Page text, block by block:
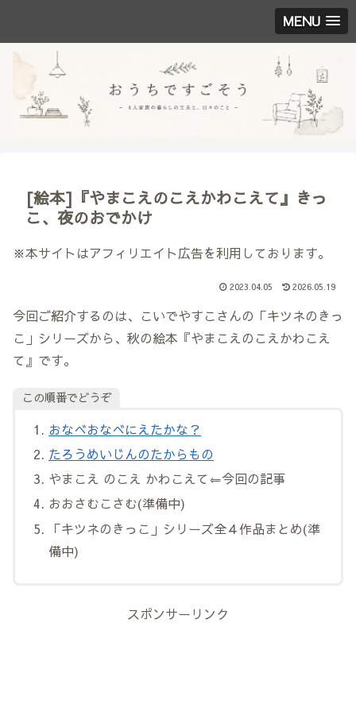
MENU
[絵本]『やまこえのこえかわこえて』きっ
こ、夜のおでかけ
※本サイトはアフィリエイト広告を利用しております。
2023.04.05 2026.05.19
今回ご紹介するのは、こいでやすこさんの「キツネのきっ
こ」シリーズから、秋の絵本『やまこえのこえかわこえ
て』です。
この順番でどうぞ
おなべおなべにえたかな？
たろうめいじんのたからもの
やまこえ のこえ かわこえて⇐今回の記事
おおさむこさむ(準備中)
「キツネのきっこ」シリーズ全４作品まとめ(準
備中)
スポンサーリンク